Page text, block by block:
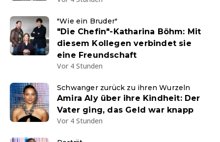
"Wie ein Bruder"
"Die Chefin"-Katharina Böhm: Mit
diesem Kollegen verbindet sie
eine Freundschaft
Vor 4 Stunden
Schwanger zurück zu ihren Wurzeln
Amira Aly über ihre Kindheit: Der
Vater ging, das Geld war knapp
Vor 4 Stunden